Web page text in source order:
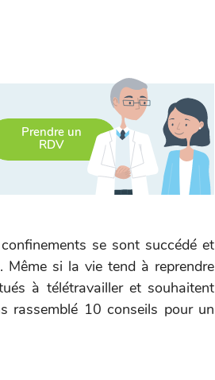
Prendre un
RDV
se sont succédé et
si la vie tend à reprendre
à télétravailler et souhaitent
rassemblé 10 conseils pour un